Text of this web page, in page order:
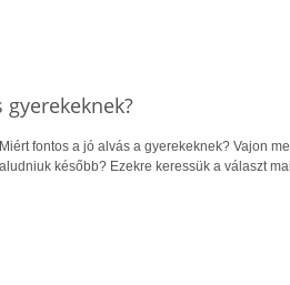
Miért fontos a jó alvás a gyerekeknek? Vajon
aludniuk később? Ezekre keressük a választ